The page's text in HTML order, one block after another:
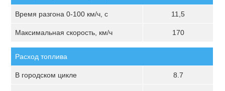
Время разгона 0-100 км/ч, с 11,5
Максимальная скорость, км/ч 170
Расход топлива
В городском цикле 8.7